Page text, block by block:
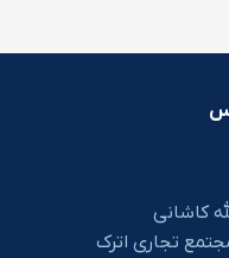
کاشانی
تجاری اترک